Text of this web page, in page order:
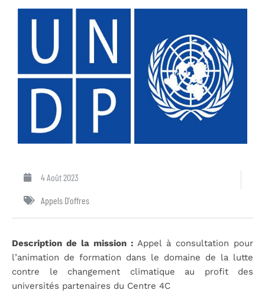
4 Août 2023
Appels D'offres
Description de la mission :Appel à consultation pour
l’animation de formation dans le domaine de la lutte
contre le changement climatique au profit des
universités partenaires du Centre 4C